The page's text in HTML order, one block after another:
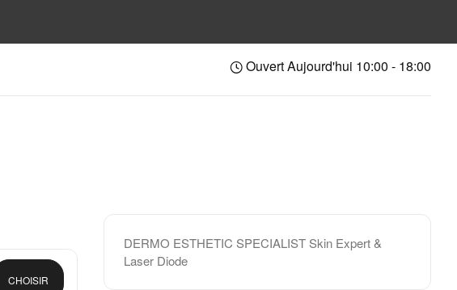
Ouvert Aujourd'hui 10:00 - 18:00
CHOISIR
DERMO ESTHETIC SPECIALIST Skin Expert &
Laser Diode